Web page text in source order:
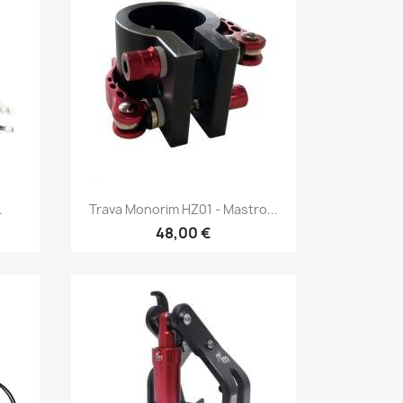
Vista rápida
Trava Monorim HZ01 - Mastro...
48,00 €